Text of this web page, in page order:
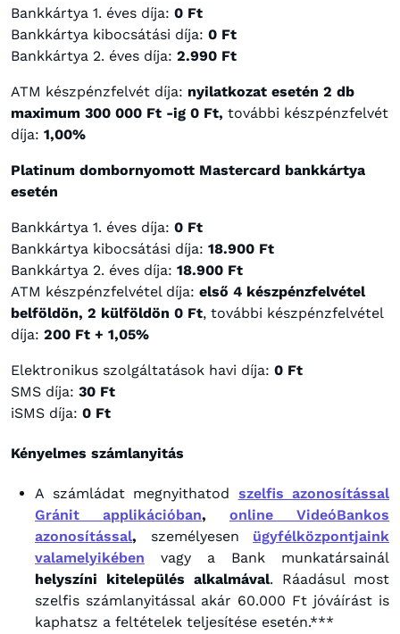
Bankkártya 1. éves díja: 0 Ft
Bankkártya kibocsátási díja: 0 Ft
Bankkártya 2. éves díja: 2.990 Ft
ATM készpénzfelvét díja: nyilatkozat esetén 2 db
maximum 300 000 Ft -ig 0 Ft, további készpénzfelvét
díja: 1,00%
Platinum dombornyomott Mastercard bankkártya
esetén
Bankkártya 1. éves díja: 0 Ft
Bankkártya kibocsátási díja: 18.900 Ft
Bankkártya 2. éves díja: 18.900 Ft
ATM készpénzfelvétel díja: első 4 készpénzfelvétel
belföldön, 2 külföldön 0 Ft, további készpénzfelvétel
díja: 200 Ft + 1,05%
Elektronikus szolgáltatások havi díja: 0 Ft
SMS díja: 30 Ft
iSMS díja: 0 Ft
Kényelmes számlanyitás
A számládat megnyithatod szelfis azonosítással
Gránit applikációban, online VideóBankos
azonosítással, személyesen ügyfélközpontjaink
valamelyikében
vagy a Bank munkatársainál
helyszíni kitelepülés alkalmával. Ráadásul most
szelfis számlanyitással akár 60.000 Ft jóváírást is
kaphatsz a feltételek teljesítése esetén.***